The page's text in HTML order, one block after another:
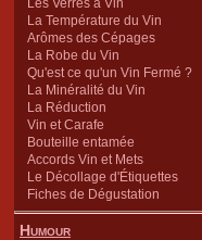
Les Verres à Vin
La Température du Vin
Arômes des Cépages
La Robe du Vin
Qu'est ce qu'un Vin Fermé ?
La Minéralité du Vin
La Réduction
Vin et Carafe
Bouteille entamée
Accords Vin et Mets
Le Décollage d'Étiquettes
Fiches de Dégustation
Humour